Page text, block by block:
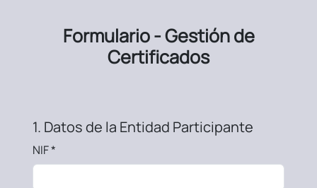
Formulario - Gestión de
Certificados
1. Datos de la Entidad Participante
NIF *